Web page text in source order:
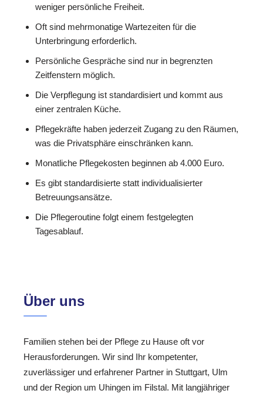
weniger persönliche Freiheit.
Oft sind mehrmonatige Wartezeiten für die
Unterbringung erforderlich.
Persönliche Gespräche sind nur in begrenzten
Zeitfenstern möglich.
Die Verpflegung ist standardisiert und kommt aus
einer zentralen Küche.
Pflegekräfte haben jederzeit Zugang zu den Räumen,
was die Privatsphäre einschränken kann.
Monatliche Pflegekosten beginnen ab 4.000 Euro.
Es gibt standardisierte statt individualisierter
Betreuungsansätze.
Die Pflegeroutine folgt einem festgelegten
Tagesablauf.
Über uns
Familien stehen bei der Pflege zu Hause oft vor
Herausforderungen. Wir sind Ihr kompetenter,
zuverlässiger und erfahrener Partner in Stuttgart, Ulm
und der Region um Uhingen im Filstal. Mit langjähriger